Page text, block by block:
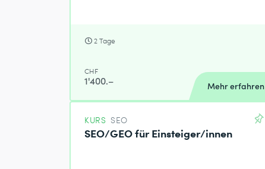
2 Tage
CHF
1'400.– Mehr erfahren
KURS SEO
SEO/GEO für Einsteiger/innen